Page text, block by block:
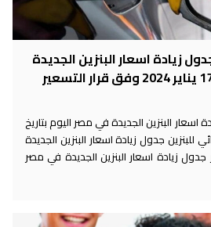
زيادة اسعار البنزين الجديدة
في مصر اليوم بتاريخ 17 يناير 2024 وفق قرار التسعير
اسعار البنزين الجديدة في مصر اليوم بتاريخ
للبنزين جدول زيادة اسعار البنزين الجديدة
زيادة اسعار البنزين الجديدة في مصر